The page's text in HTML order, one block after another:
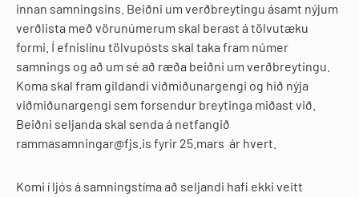
innan samningsins. Beiðni um verðbreytingu ásamt nýjum
verðlista með vörunúmerum skal berast á tölvutæku
formi. Í efnislínu tölvupósts skal taka fram númer
samnings og að um sé að ræða beiðni um verðbreytingu.
Koma skal fram gildandi viðmiðunargengi og hið nýja
viðmiðunargengi sem forsendur breytinga miðast við.
Beiðni seljanda skal senda á netfangið
rammasamningar@fjs.is fyrir 25.mars ár hvert.
Komi í ljós á samningstíma að seljandi hafi ekki veitt